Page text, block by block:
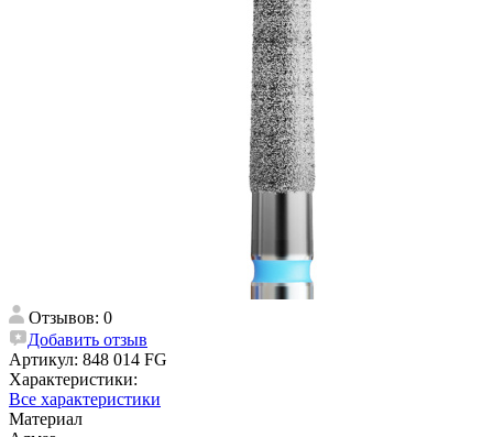
Отзывов: 0
Добавить отзыв
Артикул: 848 014 FG
Характеристики:
Все характеристики
Материал